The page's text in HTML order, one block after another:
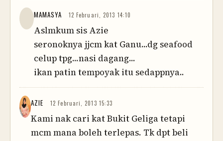
MAMASYA 12 Februari, 2013 14:10
Aslmkum sis Azie
seronoknya jjcm kat Ganu...dg seafood
celup tpg...nasi dagang...
ikan patin tempoyak itu sedappnya..
AZIE 12 Februari, 2013 15:33
Kami nak cari kat Bukit Geliga tetapi
mcm mana boleh terlepas. Tk dpt beli